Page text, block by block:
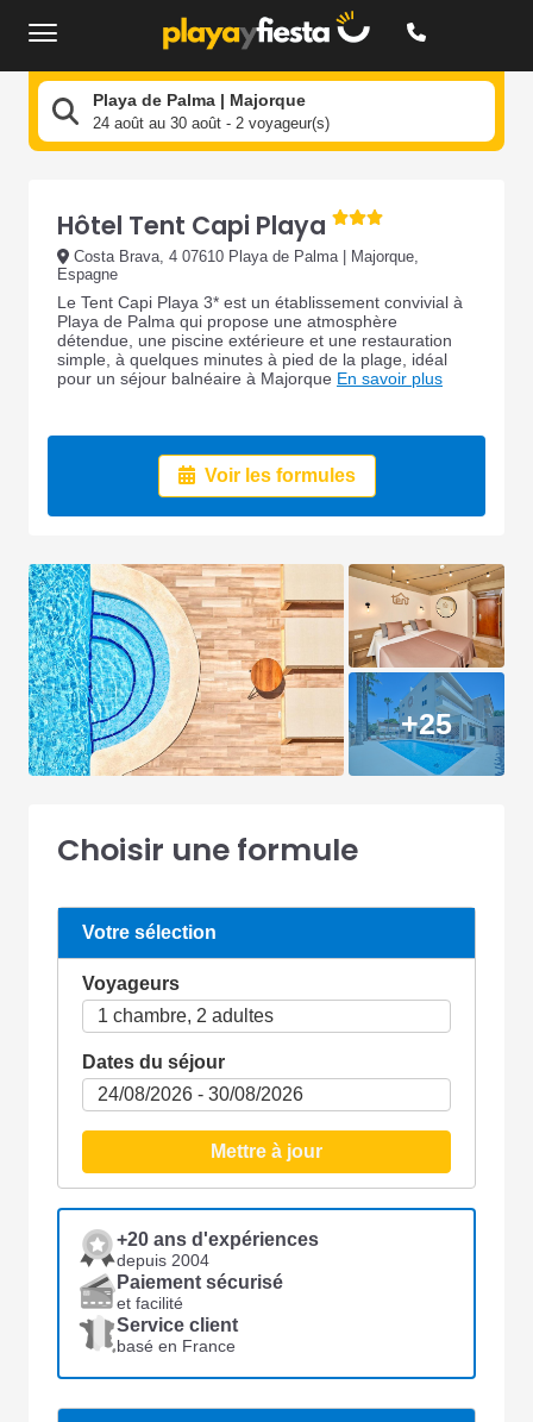
Playa de Palma | Majorque
24 août au 30 août - 2 voyageur(s)
Hôtel Tent Capi Playa
Costa Brava, 4 07610 Playa de Palma | Majorque,
Espagne
Le Tent Capi Playa 3* est un établissement convivial à
Playa de Palma qui propose une atmosphère
détendue, une piscine extérieure et une restauration
simple, à quelques minutes à pied de la plage, idéal
pour un séjour balnéaire à Majorque En savoir plus
Voir les formules
+25
Choisir une formule
Votre sélection
Voyageurs
Dates du séjour
Mettre à jour
+20 ans d'expériences
depuis 2004
Paiement sécurisé
et facilité
Service client
basé en France